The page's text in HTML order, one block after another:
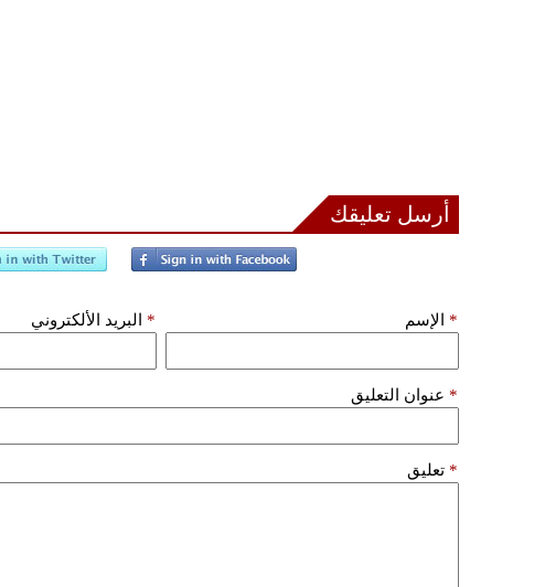
أرسل تعليقك
الإسم * البريد الألكتروني *
عنوان التعليق *
تعليق *